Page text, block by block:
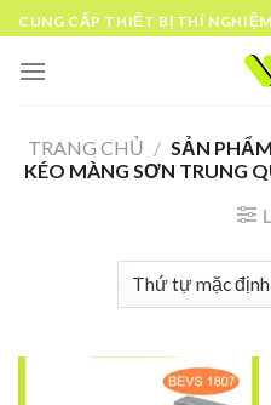
Skip
to
content
CUNG CẤP THIẾT BỊ THÍ
TRANG CHỦ / SẢN
KÉO MÀNG SƠN TRUNG